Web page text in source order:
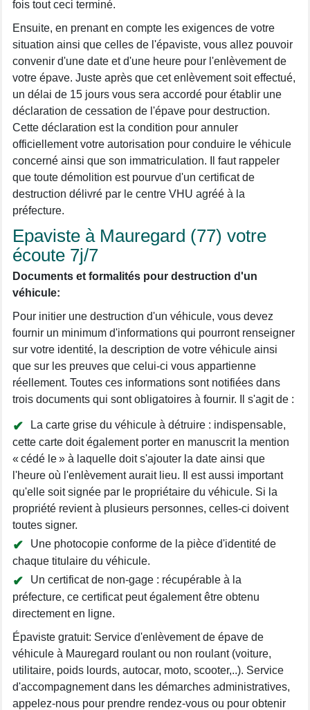
fois tout ceci terminé.
Ensuite, en prenant en compte les exigences de votre
situation ainsi que celles de l'épaviste, vous allez pouvoir
convenir d'une date et d'une heure pour l'enlèvement de
votre épave. Juste après que cet enlèvement soit effectué,
un délai de 15 jours vous sera accordé pour établir une
déclaration de cessation de l'épave pour destruction.
Cette déclaration est la condition pour annuler
officiellement votre autorisation pour conduire le véhicule
concerné ainsi que son immatriculation. Il faut rappeler
que toute démolition est pourvue d'un certificat de
destruction délivré par le centre VHU agréé à la
préfecture.
Epaviste à Mauregard (77) votre
écoute 7j/7
Documents et formalités pour destruction d'un
véhicule:
Pour initier une destruction d'un véhicule, vous devez
fournir un minimum d'informations qui pourront renseigner
sur votre identité, la description de votre véhicule ainsi
que sur les preuves que celui-ci vous appartienne
réellement. Toutes ces informations sont notifiées dans
trois documents qui sont obligatoires à fournir. Il s'agit de :
La carte grise du véhicule à détruire : indispensable,
cette carte doit également porter en manuscrit la mention
« cédé le » à laquelle doit s'ajouter la date ainsi que
l'heure où l'enlèvement aurait lieu. Il est aussi important
qu'elle soit signée par le propriétaire du véhicule. Si la
propriété revient à plusieurs personnes, celles-ci doivent
toutes signer.
Une photocopie conforme de la pièce d'identité de
chaque titulaire du véhicule.
Un certificat de non-gage : récupérable à la
préfecture, ce certificat peut également être obtenu
directement en ligne.
Épaviste gratuit: Service d'enlèvement de épave de
véhicule à Mauregard roulant ou non roulant (voiture,
utilitaire, poids lourds, autocar, moto, scooter,..). Service
d'accompagnement dans les démarches administratives,
appelez-nous pour prendre rendez-vous ou pour obtenir